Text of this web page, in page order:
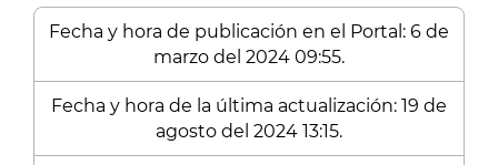
Fecha y hora de publicación en el Portal: 6 de
marzo del 2024 09:55.
Fecha y hora de la última actualización: 19 de
agosto del 2024 13:15.